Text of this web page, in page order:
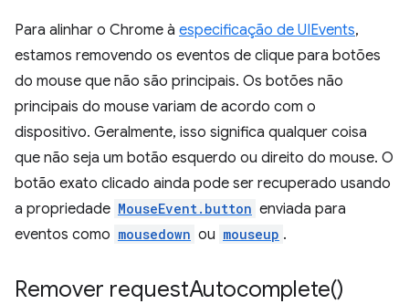
Para alinhar o Chrome à especificação de UIEvents,
estamos removendo os eventos de clique para botões
do mouse que não são principais. Os botões não
principais do mouse variam de acordo com o
dispositivo. Geralmente, isso significa qualquer coisa
que não seja um botão esquerdo ou direito do mouse. O
botão exato clicado ainda pode ser recuperado usando
a propriedade MouseEvent.button enviada para
eventos como mousedown ou mouseup .
Remover requestAutocomplete()